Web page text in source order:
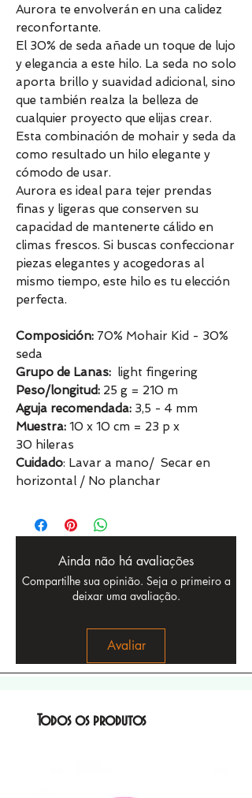
Aurora te envolverán en una calidez
reconfortante.
El 30% de seda añade un toque de lujo
y elegancia a este hilo. La seda no solo
aporta brillo y suavidad adicional, sino
que también realza la belleza de
cualquier proyecto que elijas crear.
Esta combinación de mohair y seda da
como resultado un hilo elegante y
cómodo de usar.
Aurora es ideal para tejer prendas
finas y ligeras que conserven su
capacidad de mantenerte cálido en
climas frescos. Si buscas confeccionar
piezas elegantes y acogedoras al
mismo tiempo, este hilo es tu elección
perfecta.
Composición: 70% Mohair Kid - 30%
seda
Grupo de Lanas: light fingering
Peso/longitud: 25 g = 210 m
Aguja recomendada: 3,5 - 4 mm
Muestra: 10 x 10 cm = 23 p x
30 hileras
Cuidado: Lavar a mano/ Secar en
horizontal / No planchar
Ainda não há avaliações
Compartilhe sua opinião. Seja o primeiro a
deixar uma avaliação.
Avaliar
Todos os produtos